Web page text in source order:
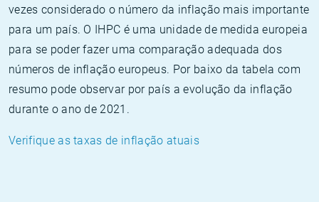
vezes considerado o número da inflação mais importante
para um país. O IHPC é uma unidade de medida europeia
para se poder fazer uma comparação adequada dos
números de inflação europeus. Por baixo da tabela com
resumo pode observar por país a evolução da inflação
durante o ano de 2021.
Verifique as taxas de inflação atuais